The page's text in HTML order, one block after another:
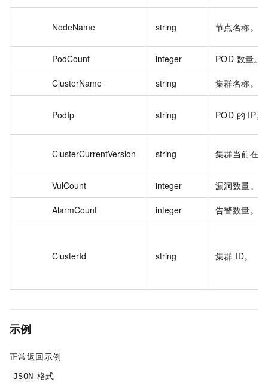
NodeName string 节点名称。
PodCount integer POD 数量。
ClusterName string 集群名称。
PodIp string POD 的 IP。
ClusterCurrentVersion string 集群当前在
VulCount integer 漏洞数量。
AlarmCount integer 告警数量。
ClusterId string 集群 ID。
示例
正常返回示例
JSON 格式